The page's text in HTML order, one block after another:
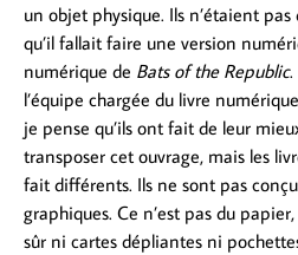
un objet physique. Ils n’étaient pas
qu’il fallait faire une version
numérique de Bats of the Republic.
l’équipe chargée du livre
je pense qu’ils ont fait de leur
transposer cet ouvrage, mais les
fait différents. Ils ne sont pas
graphiques. Ce n’est pas du
sûr ni cartes dépliantes ni